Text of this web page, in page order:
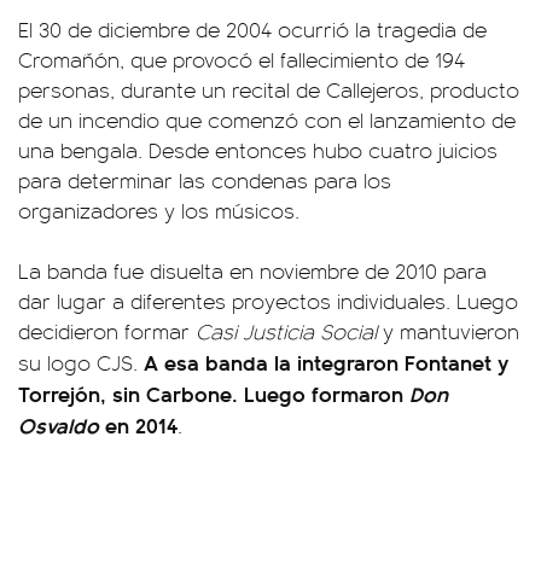
El 30 de diciembre de 2004 ocurrió la tragedia de
Cromañón, que provocó el fallecimiento de 194
personas, durante un recital de Callejeros, producto
de un incendio que comenzó con el lanzamiento de
una bengala. Desde entonces hubo cuatro juicios
para determinar las condenas para los
organizadores y los músicos.
La banda fue disuelta en noviembre de 2010 para
dar lugar a diferentes proyectos individuales. Luego
decidieron formar Casi Justicia Socialy mantuvieron
su logo CJS. A esa banda la integraron Fontanet y
Torrejón, sin Carbone. Luego formaron Don
Osvaldoen 2014.